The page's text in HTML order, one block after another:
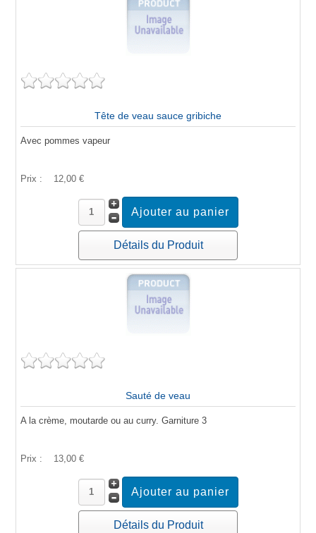
Tête de veau sauce gribiche
Avec pommes vapeur
Prix : 12,00 €
Détails du Produit
Sauté de veau
A la crème, moutarde ou au curry. Garniture 3
Prix : 13,00 €
Détails du Produit